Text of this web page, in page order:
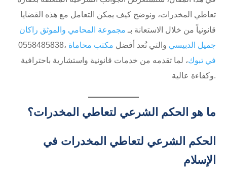
تعاطي المخدرات، ونوضح كيف يمكن التعامل مع هذه القضايا
قانونياً من خلال الاستعانة بـ مجموعة المحامي والموثق راكان
جميل الدبيسي
مكتب محاماة
في تبوك، لما تقدمه من خدمات قانونية واستشارية باحترافية
وكفاءة عالية.
ما هو الحكم الشرعي لتعاطي المخدرات؟
الحكم الشرعي لتعاطي المخدرات في
الإسلام